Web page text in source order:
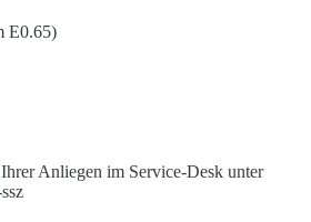
E0.65)
Anliegen im Service-Desk unter